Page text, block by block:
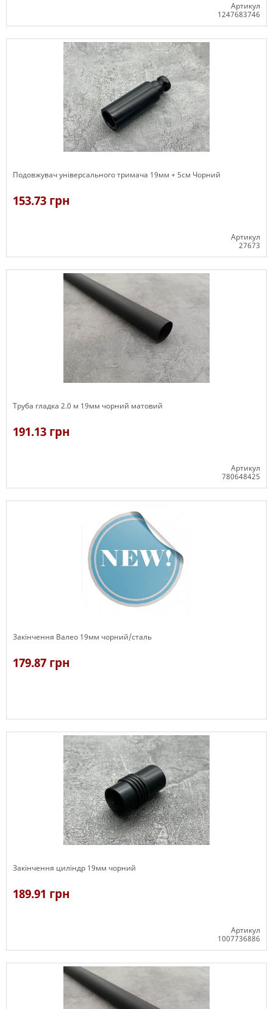
Артикул
1247683746
Подовжувач універсального тримача 19мм + 5см Чорний
153.73 грн
Артикул
27673
Труба гладка 2.0 м 19мм чорний матовий
191.13 грн
Артикул
780648425
Закінчення Валео 19мм чорний/сталь
179.87 грн
Закінчення циліндр 19мм чорний
189.91 грн
Артикул
1007736886